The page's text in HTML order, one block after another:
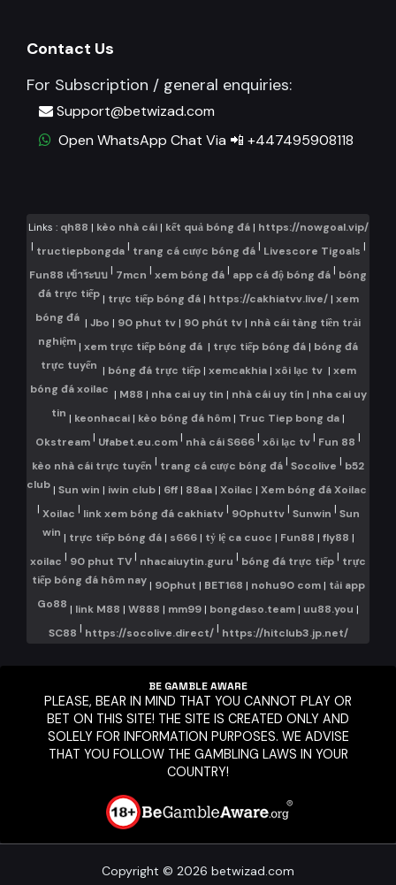
Contact Us
For Subscription / general enquiries:
Support@betwizad.com
Open WhatsApp Chat Via 📲 +447495908118
Links : qh88 | kèo nhà cái| kết quả bóng đá| https://nowgoal.vip/
| tructiepbongda| trang cá cược bóng đá| Livescore Tigoals |
Fun88 เข้าระบบ | 7mcn | xem bóng đá | app cá độ bóng đá | bóng
đá trực tiếp| trực tiếp bóng đá | https://cakhiatvv.live/ | xem
bóng đá | Jbo | 90 phut tv | 90 phút tv | nhà cái tàng tiền trải
nghiệm | xem trực tiếp bóng đá | trực tiếp bóng đá | bóng đá
trực tuyến | bóng đá trực tiếp| xemcakhia| xôi lạc tv | xem
bóng đá xoilac | M88 | nha cai uy tin | nhà cái uy tín | nha cai uy
tin | keonhacai | kèo bóng đá hôm | Truc Tiep bong da |
Okstream | Ufabet.eu.com | nhà cái S666 | xôi lạc tv | Fun 88 |
kèo nhà cái trực tuyến | trang cá cược bóng đá | Socolive | b52
club | Sun win | iwin club | 6ff | 88aa | Xoilac | Xem bóng đá Xoilac
| Xoilac | link xem bóng đá cakhiatv| 90phuttv| Sunwin | Sun
win | trực tiếp bóng đá| s666| tỷ lệ ca cuoc | Fun88 | fly88 |
xoilac | 90 phut TV | nhacaiuytin.guru | bóng đá trực tiếp | trực
tiếp bóng đá hôm nay | 90phut | BET168 | nohu90 com | tải app
Go88 | link M88 | W888 | mm99 | bongdaso.team | uu88.you |
SC88 | https://socolive.direct/| https://hitclub3.jp.net/
BE GAMBLE AWARE
PLEASE, BEAR IN MIND THAT YOU CANNOT PLAY OR
BET ON THIS SITE! THE SITE IS CREATED ONLY AND
SOLELY FOR INFORMATION PURPOSES. WE ADVISE
THAT YOU FOLLOW THE GAMBLING LAWS IN YOUR
COUNTRY!
Copyright © 2026 betwizad.com